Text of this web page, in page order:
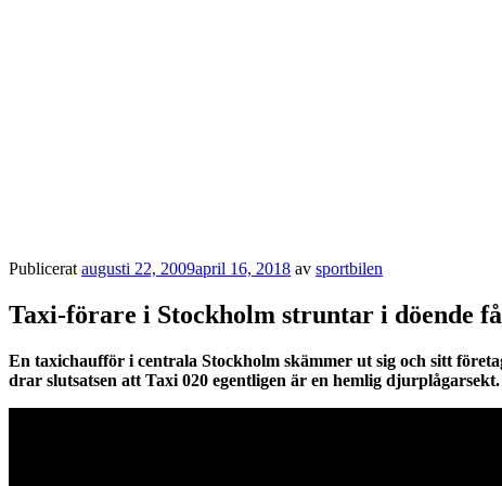
Publicerat augusti 22, 2009april 16, 2018 av sportbilen
Taxi-förare i Stockholm struntar i döende
En taxichaufför i centrala Stockholm skämmer ut sig och sitt
drar slutsatsen att Taxi 020 egentligen är en hemlig djurplågarsekt.